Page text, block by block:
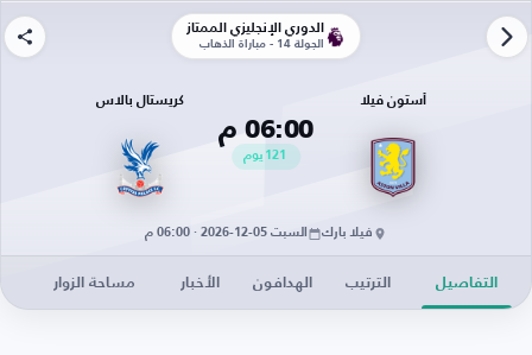
الدوري الإنجليزي الممتاز
الجولة 14 - مباراة الذهاب
أستون فيلا
06:00 م
121 يوم
كريستال بالاس
فيلا بارك السبت 05-12-2026 · 06:00 م
التفاصيل الترتيب الهدافون الأخبار مساحة الزوار